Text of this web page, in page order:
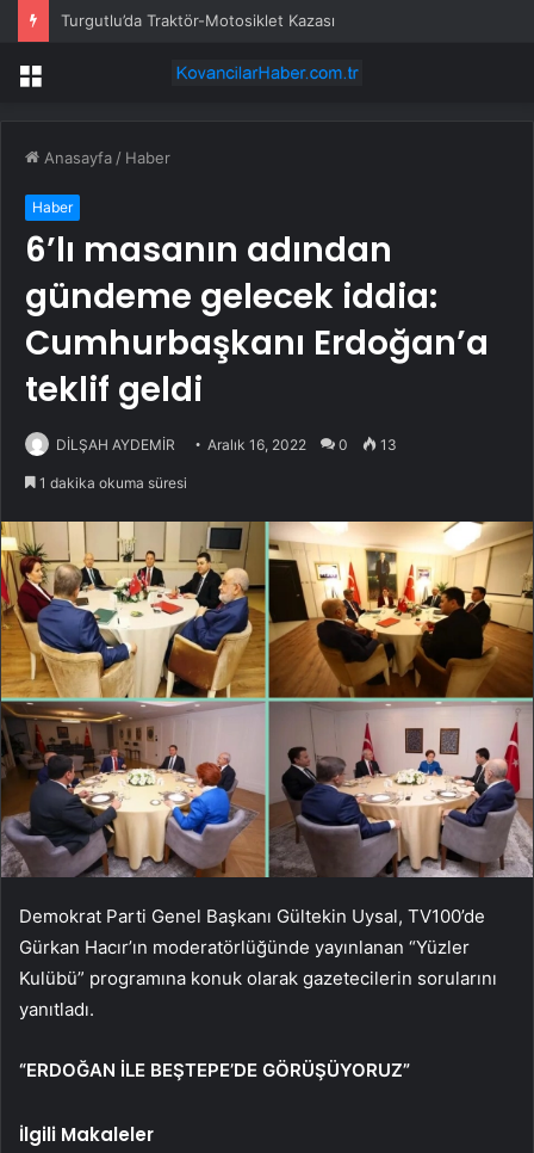
Menü
Anasayfa / Haber
Haber
6’lı masanın adından
gündeme gelecek iddia:
Cumhurbaşkanı Erdoğan’a
teklif geldi
DİLŞAH AYDEMİR Aralık 16, 2022 0 13
1 dakika okuma süresi
Demokrat Parti Genel Başkanı Gültekin Uysal, TV100’de
Gürkan Hacır’ın moderatörlüğünde yayınlanan “Yüzler
Kulübü” programına konuk olarak gazetecilerin sorularını
yanıtladı.
“ERDOĞAN İLE BEŞTEPE’DE GÖRÜŞÜYORUZ”
İlgili Makaleler